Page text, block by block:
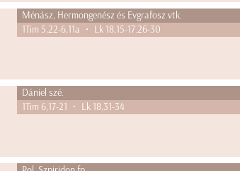
Ménász, Hermongenész és Evgrafosz vtk.
1Tim 5,22-6,11a • Lk 18,15-17.26-30
Dániel szé.
1Tim 6,17-21 • Lk 18,31-34